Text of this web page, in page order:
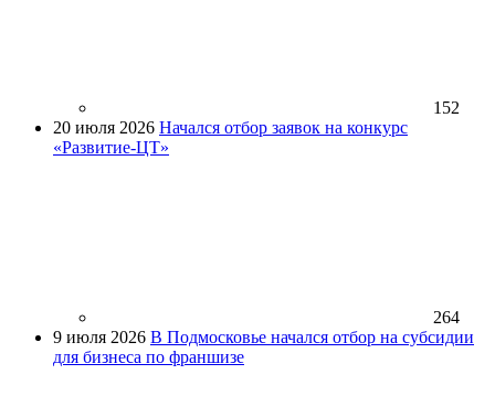
152
20 июля 2026 Начался отбор заявок на конкурс
«Развитие-ЦТ»
264
9 июля 2026 В Подмосковье начался отбор на субсидии
для бизнеса по франшизе